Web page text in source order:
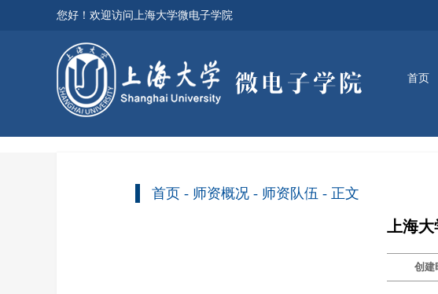
您好！欢迎访问上海大学微电子学院
首页
首页 - 师资概况 - 师资队伍 - 正文
上海
创建